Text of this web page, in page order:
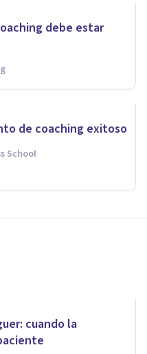
debe estar
de coaching exitoso
School
cuando la